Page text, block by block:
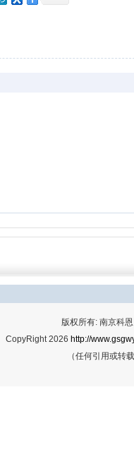
版权所有: 南京科
CopyRight 2026 http://
（任何引用或转